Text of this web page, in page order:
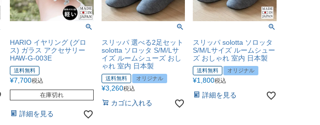
HARIO イヤリング (グロ
ス) ガラス アクセサリー
HAW-G-003E
送料無料
¥7,700税込
在庫切れ
詳細を見る
スリッパ 選べる2足セット
solotta ソロッタ S/M/Lサ
イズ ルームシューズ おし
ゃれ 室内 日本製
送料無料 オリジナル
¥3,260税込
カゴに入れる
スリッパ solotta ソロッタ
S/M/Lサイズ ルームシュー
ズ おしゃれ 室内 日本製
送料無料 オリジナル
¥1,800税込
詳細を見る